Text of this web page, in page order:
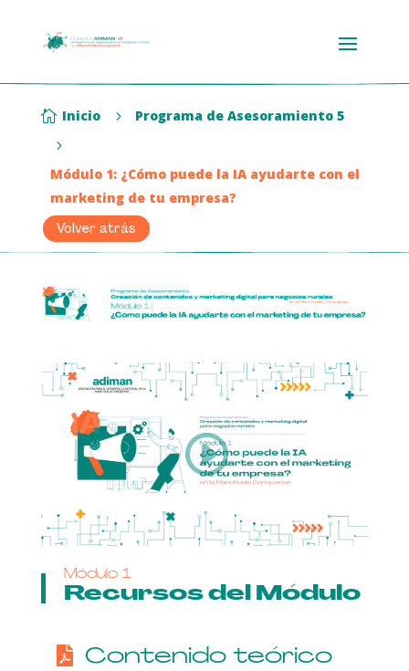
 Inicio 5 Programa de Asesoramiento 5
5
Módulo 1: ¿Cómo puede la IA ayudarte con el
marketing de tu empresa?
Volver atrás
Módulo 1
Recursos del Módulo
Contenido teórico